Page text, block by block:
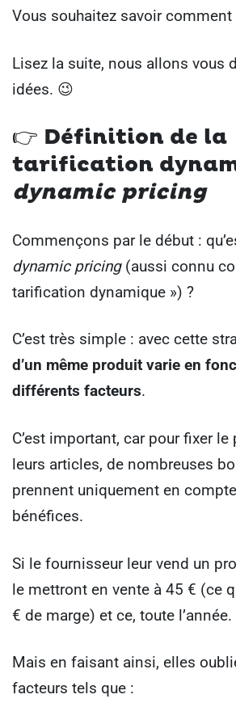
Vous souhaitez savoir comment
Lisez la suite, nous allons vous
idées. 😉
👉 Définition de la
tarification
dynamic pricing
Commençons par le début :
dynamic pricing (aussi connu
tarification dynamique ») ?
C’est très simple : avec cette
d’un même produit varie en
différents facteurs.
C’est important, car pour fixer le
leurs articles, de nombreuses
prennent uniquement en
bénéfices.
Si le fournisseur leur vend un
le mettront en vente à 45 € (ce
€ de marge) et ce, toute l’année.
Mais en faisant ainsi, elles
facteurs tels que :